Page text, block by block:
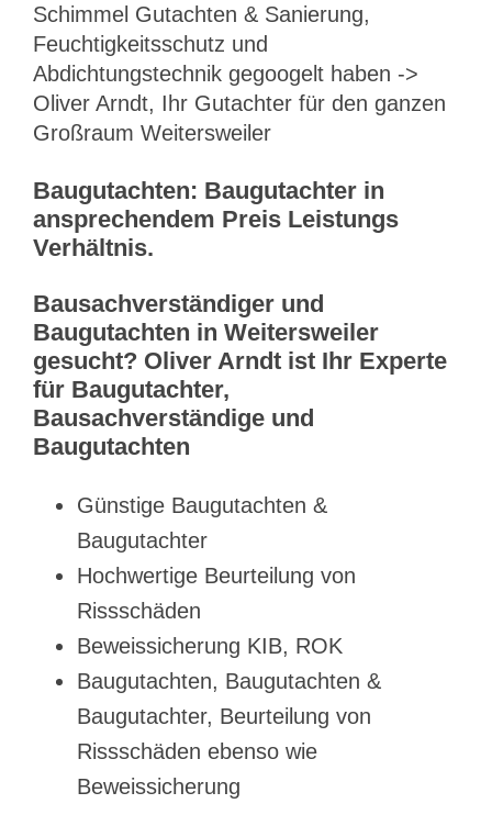
Schimmel Gutachten & Sanierung,
Feuchtigkeitsschutz und
Abdichtungstechnik gegoogelt haben ->
Oliver Arndt, Ihr Gutachter für den ganzen
Großraum Weitersweiler
Baugutachten: Baugutachter in
ansprechendem Preis Leistungs
Verhältnis.
Bausachverständiger und
Baugutachten in Weitersweiler
gesucht? Oliver Arndt ist Ihr Experte
für Baugutachter,
Bausachverständige und
Baugutachten
Günstige Baugutachten &
Baugutachter
Hochwertige Beurteilung von
Rissschäden
Beweissicherung KIB, ROK
Baugutachten, Baugutachten &
Baugutachter, Beurteilung von
Rissschäden ebenso wie
Beweissicherung